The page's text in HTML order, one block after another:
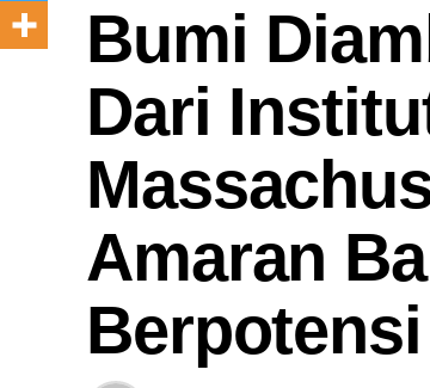
Bumi
Dari
Amaran